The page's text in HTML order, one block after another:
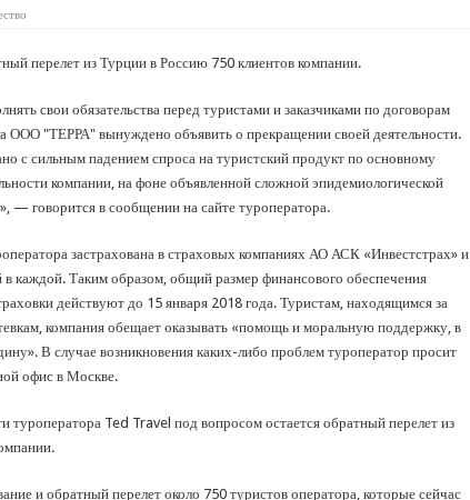
запустят проект «Предпринимательские классы 2.0»
России
молодежный форум «Регион 93»
перелет из Турции в Россию 750 клиентов компании.
свои обязательства перед туристами и заказчиками по договорам
ООО "ТЕРРА" вынуждено объявить о прекращении своей деятельности.
с сильным падением спроса на туристский продукт по основному
компании, на фоне объявленной сложной эпидемиологической
— говорится в сообщении на сайте туроператора.
застрахована в страховых компаниях АО АСК «Инвестстрах» и
каждой. Таким образом, общий размер финансового обеспечения
действуют до 15 января 2018 года. Туристам, находящимся за
компания обещает оказывать «помощь и моральную поддержку, в
В случае возникновения каких-либо проблем туроператор просит
офис в Москве.
туроператора Ted Travel под вопросом остается обратный перелет из
и обратный перелет около 750 туристов оператора, которые сейчас